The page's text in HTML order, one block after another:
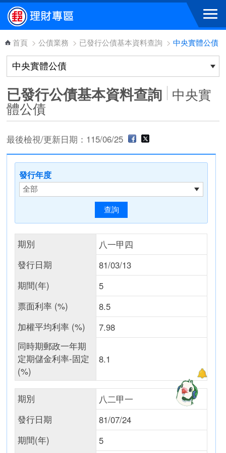
跳到主要內容區塊
首頁 > 公債業務 > 已發行公債基本資料查詢 > 中央實體公債
已發行公債基本資料查詢 中央實
體公債
最後檢視/更新日期：115/06/25
發行年度
期別
八一甲四
發行日期
81/03/13
期間(年)
5
票面利率 (%)
8.5
加權平均利率 (%)
7.98
同時期郵政一年期
定期儲金利率-固定
(%)
8.1
期別
八二甲一
發行日期
81/07/24
期間(年)
5